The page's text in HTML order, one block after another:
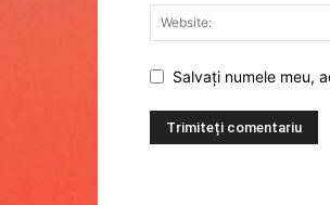
Salvați numele meu,